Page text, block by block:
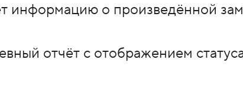
информацию о произведённой
отчёт с отображением